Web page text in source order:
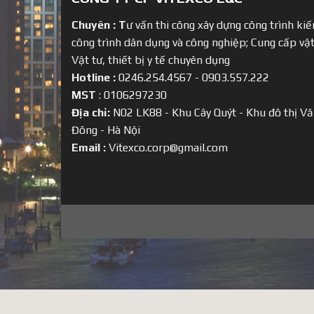
Chuyên : Tư vấn thi công xây dựng công trình
công trình dân dụng và công nghiệp; Cung cấp
Vật tư, thiết bị y tế chuyên dụng
Hotline : 0246.254.4567 - 0903.557.222
MST : 0106297230
Địa chỉ: N02 LK88 - Khu Cây Quýt - Khu đô thị
Đông - Hà Nội
Email : Vitexco.corp@gmail.com